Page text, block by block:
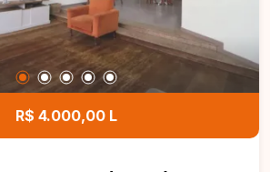
R$ 4.000,00 L